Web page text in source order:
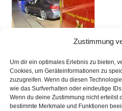
Zustimmung
Um dir ein optimales Erlebnis zu bieten,
Cookies, um Geräteinformationen zu
zuzugreifen. Wenn du diesen
wie das Surfverhalten oder eindeutige
Wenn du deine Zustimmung nicht erteilst
bestimmte Merkmale und Funktionen